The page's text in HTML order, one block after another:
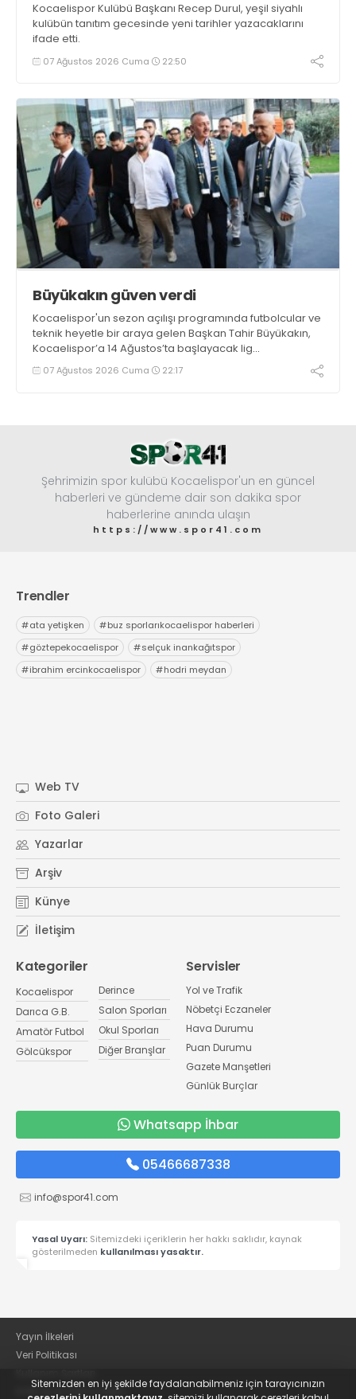
Kocaelispor Kulübü Başkanı Recep Durul, yeşil siyahlı
kulübün tanıtım gecesinde yeni tarihler yazacaklarını
ifade etti.
07 Ağustos 2026 Cuma 22:50
Büyükakın güven verdi
Kocaelispor'un sezon açılışı programında futbolcular ve
teknik heyetle bir araya gelen Başkan Tahir Büyükakın,
Kocaelispor’a 14 Ağustos’ta başlayacak lig
maratonunda başarılar diledi ve “Yanınızdayım” dedi.
07 Ağustos 2026 Cuma 22:17
Şehrimizin spor kulübü Kocaelispor'un en güncel
haberleri ve gündeme dair son dakika spor
haberlerine anında ulaşın
https://www.spor41.com
Trendler
#ata yetişken #buz sporlarıkocaelispor haberleri
#göztepekocaelispor #selçuk inankağıtspor
#ibrahim ercinkocaelispor #hodri meydan
Web TV
Foto Galeri
Yazarlar
Arşiv
Künye
İletişim
Kategoriler
Kocaelispor
Darıca G.B.
Amatör Futbol
Gölcükspor
Derince
Salon Sporları
Okul Sporları
Diğer Branşlar
Servisler
Yol ve Trafik
Nöbetçi Eczaneler
Hava Durumu
Puan Durumu
Gazete Manşetleri
Günlük Burçlar
Whatsapp İhbar
05466687338
info@spor41.com
Yasal Uyarı: Sitemizdeki içeriklerin her hakkı saklıdır, kaynak
gösterilmeden kullanılması yasaktır.
Yayın İlkeleri
Veri Politikası
KVKK Aydınlatma Metni
Sitemizden en iyi şekilde faydalanabilmeniz için tarayıcınızın